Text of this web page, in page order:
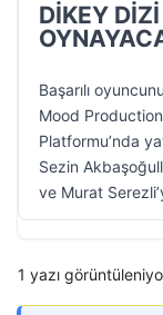
DİKEY
Başarılı
Mood
Platformu’nda
Sezin
ve Murat
1 yazı